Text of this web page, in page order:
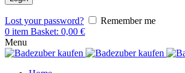
Lost your password?
Remember me
0 item Basket: 0,00 €
Menu